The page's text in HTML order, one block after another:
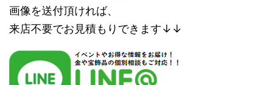
画像を送付頂ければ、
来店不要でお見積もりできます↓↓